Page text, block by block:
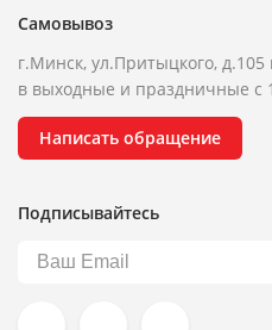
Самовывоз
г.Минск, ул.Притыцкого,
в выходные и праздничные с
Написать обращение
Подписывайтесь